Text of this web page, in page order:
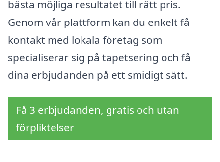
bästa möjliga resultatet till rätt pris.
Genom vår plattform kan du enkelt få
kontakt med lokala företag som
specialiserar sig på tapetsering och få
dina erbjudanden på ett smidigt sätt.
Få 3 erbjudanden, gratis och utan
förpliktelser